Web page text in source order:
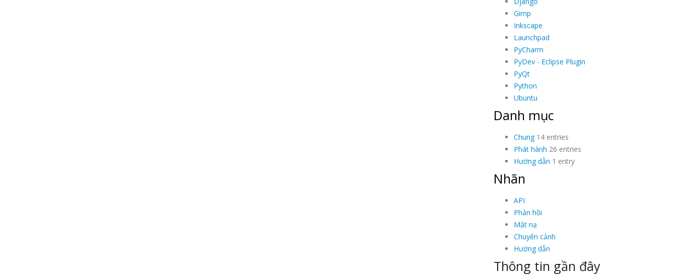
Gimp
Inkscape
Launchpad
PyCharm
PyDev - Eclipse Plugin
PyQt
Python
Ubuntu
Danh mục
Chung14 entries
Phát hành 26 entries
Hướng dẫn 1 entry
Nhãn
API
Phản hồi
Mặt nạ
Chuyển cảnh
Hướng dẫn
Thông tin gần đây